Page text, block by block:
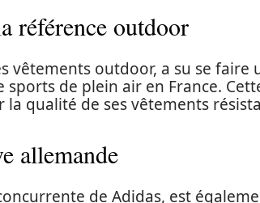
référence outdoor
vêtements outdoor, a su se faire
de plein air en France.
qualité de ses vêtements
allemande
de Adidas, est